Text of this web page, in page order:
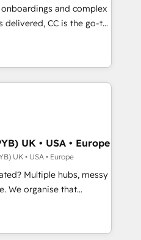
digital ecosystem. Would
your inbound
With 125+
of the most certified
English & French.
and complex
CC is the go-to
ready to
smarter. We specialize
migrations and
like Salesforce, NetSuite,
Dynamics, Wix,
turning fragmented
ready HubSpot
revenue operations and
built and custom
tech stack. - Custom
and lead
hub setup across
UK • USA • Europe
UK • USA • Europe
Multiple hubs, messy
put HubSpot to work...
with: • CRM
and team